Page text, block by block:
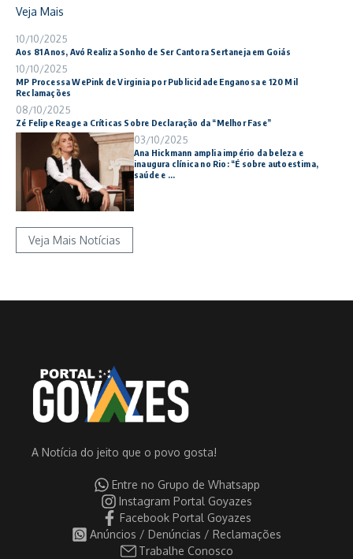
Veja Mais
10/10/2025
Aos 81 Anos, Avó Realiza Sonho de Ser Cantora Sertaneja em Goiás
10/10/2025
MP Processa WePink de Virginia por Publicidade Enganosa e 120 Mil
Reclamações
08/10/2025
Zé Felipe Reage a Críticas Sobre Declaração da “Melhor Fase”
03/10/2025
Ana Hickmann amplia império da beleza e
inaugura clínica no Rio: “É sobre autoestima,
saúde e ...
Veja Mais Notícias
A Notícia do jeito que o povo gosta!
Entre no Grupo de Whatsapp
Instagram Portal Goyazes
Facebook Portal Goyazes
Anúncios / Denúncias / Reclamações
Trabalhe Conosco